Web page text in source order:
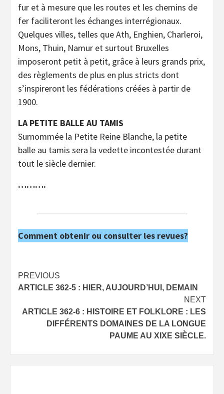
fur et à mesure que les routes et les chemins de
fer faciliteront les échanges interrégionaux.
Quelques villes, telles que Ath, Enghien, Charleroi,
Mons, Thuin, Namur et surtout Bruxelles
imposeront petit à petit, grâce à leurs grands prix,
des règlements de plus en plus stricts dont
s’inspireront les fédérations créées à partir de
1900.
LA PETITE BALLE AU TAMIS
Surnommée la Petite Reine Blanche, la petite
balle au tamis sera la vedette incontestée durant
tout le siècle dernier.
……….
Comment obtenir ou consulter les revues?
Post
navigation
PREVIOUS
ARTICLE 362-5 : HIER, AUJOURD’HUI, DEMAIN
NEXT
ARTICLE 362-6 : HISTOIRE ET FOLKLORE : LES
DIFFÉRENTS DOMAINES DE LA LONGUE
PAUME AU XIXE SIÈCLE.